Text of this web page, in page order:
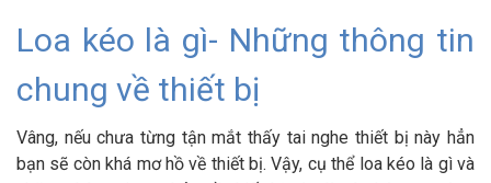
Loa kéo là gì- Những thông tin
chung về thiết bị
Vâng, nếu chưa từng tận mắt thấy tai nghe thiết bị này hẳn
bạn sẽ còn khá mơ hồ về thiết bị. Vậy, cụ thể loa kéo là gì và